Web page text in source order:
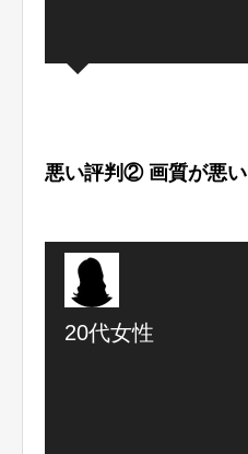
悪い評判② 画質が悪い
20代女性